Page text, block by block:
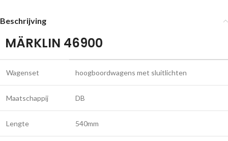
Beschrijving
MÄRKLIN 46900
Wagenset hoogboordwagens met sluitlichten
Maatschappij DB
Lengte 540mm